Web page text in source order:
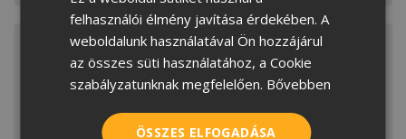
cserepek még inkább időtállók és ellenállóbbak,
mint valaha. Ráadásul a Zenit Max
Gesztenyebarna Elegant és Carbon Resistor,
valamint a Rundo Tégla Elegant modellek most
SERBIAN
felhasználói élmény javítása érdekében. A
weboldalunk használatával Ön hozzájárul
az összes süti használatához, a Cookie
szabályzatunknak megfelelően. Bővebben
ÖSSZES ELFOGADÁSA